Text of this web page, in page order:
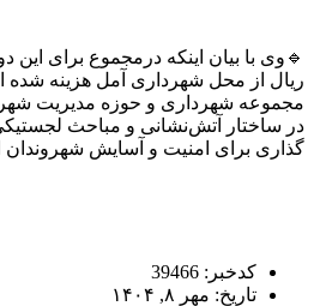
ریال از محل شهرداری آمل هزینه شده
مجموعه شهرداری و حوزه مدیریت
در ساختار آتش‌نشانی و مباحث
گذاری برای امنیت و آسایش
کدخبر: 39466
تاریخ: مهر ۸, ۱۴۰۴